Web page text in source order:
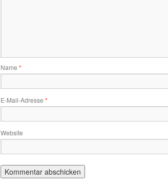
Name *
E-Mail-Adresse *
Website